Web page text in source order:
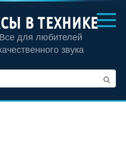
В ТЕХНИКЕ
Все для любителей
звука